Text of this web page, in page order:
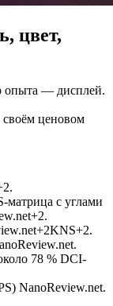
цвет,
опыта — дисплей.
своём ценовом
матрица с углами
78 % DCI-
NanoReview.net.